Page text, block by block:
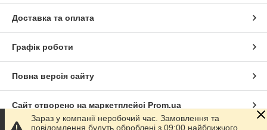
Доставка та оплата
Графік роботи
Повна версія сайту
Сайт створено на маркетплейсі Prom.ua
Зараз у компанії неробочий час. Замовлення та
повідомлення будуть оброблені з 09:00 найближчого